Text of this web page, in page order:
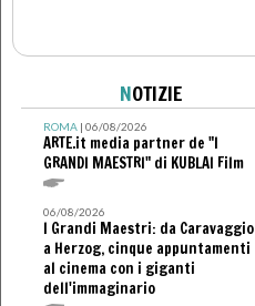
NOTIZIE
ROMA| 06/08/2026
ARTE.it media partner de "I
GRANDI MAESTRI" di KUBLAI Film
06/08/2026
I Grandi Maestri: da Caravaggio
a Herzog, cinque appuntamenti
al cinema con i giganti
dell'immaginario